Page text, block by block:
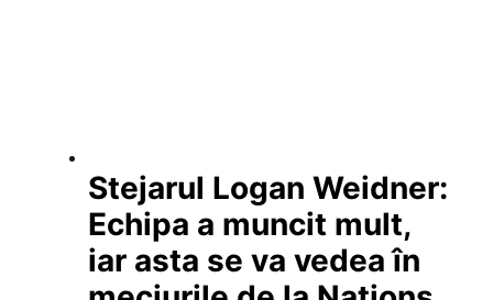
Stejarul Logan Weidner:
Echipa a muncit mult,
iar asta se va vedea în